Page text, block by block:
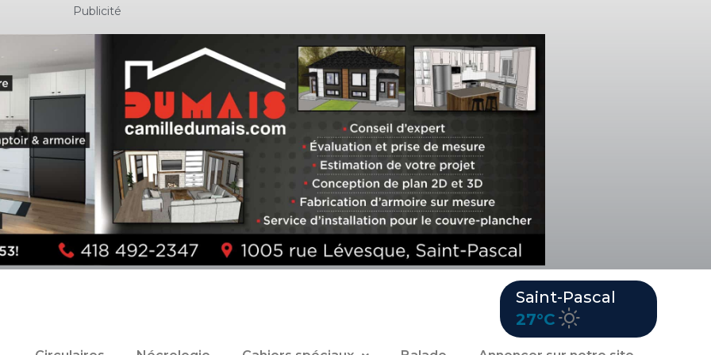
Publicité
Saint-Pascal
27°C